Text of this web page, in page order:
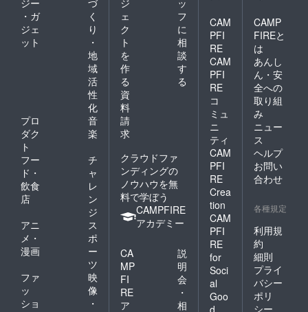
・ガ
ジェ
ット
く
り
・
地
域
活
性
化
プロ
ダク
ト
音
楽
フー
ド・
飲食
店
チ
ャ
レ
ン
ジ
アニ
メ・
漫画
ス
ポ
ー
ツ
ファ
ッ
ショ
映
像
・
ェ
ク
ト
を
作
る
フ
に
相
談
す
る
資
料
請
求
クラウドファ
ンディングの
ノウハウを無
料で学ぼう
CAMPFIRE
アカデミー
CA
MP
FI
RE
ア
説
明
会
・
相
CAM
PFI
RE
CAM
PFI
RE
コ
ミュ
ニ
ティ
CAM
PFI
RE
Crea
tion
CAM
PFI
RE
for
Soci
al
Goo
d
CAMP
FIREと
は
あんし
ん・安
全への
取り組
み
ニュー
ス
ヘルプ
お問い
合わせ
各種規定
利用規
約
細則
プライ
バシー
ポリ
シー